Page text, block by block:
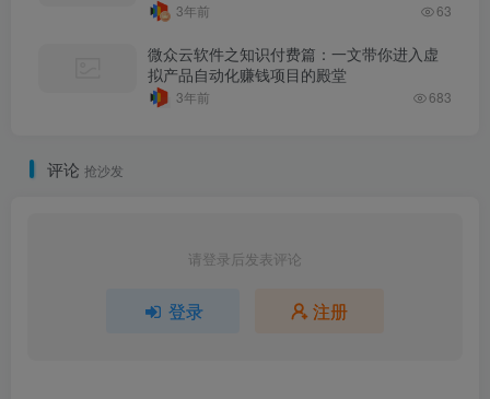
3年前 63
微众云软件之知识付费篇：一文带你进入虚
拟产品自动化赚钱项目的殿堂
3年前 683
评论 抢沙发
请登录后发表评论
登录 注册